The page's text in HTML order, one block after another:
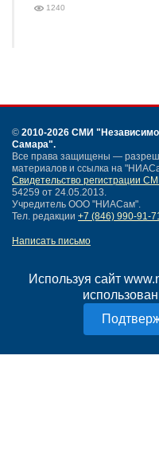
Используя сайт
1240
© 2010-2026 СМИ
Самара".
Все права защищены —
материалов и ссылка на
Свидетельство регистрации
54259 от 24.05.2013.
Учредитель ООО "НИАСам".
Тел. редакции +7 (846) 990-91-
Написать письмо
Нашли ошибку?
Политика конфиденциальности
Согласие на обработку